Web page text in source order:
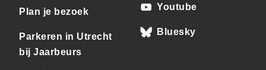
Plan je bezoek
Parkeren in Utrecht
bij Jaarbeurs
Youtube
Bluesky